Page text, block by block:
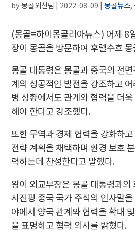
by몽골외신팀 | 2022-08-09 |몽골뉴스,
(몽골=하이몽골리아뉴스) 어제 8
장이 몽골을 방문하여 후렐수흐
몽골 대통령은 몽골과 중국의 전
계의 성공적인 발전을 강조하고
병 상황에서도 관계와 협력을 더
해야 한다고 강조했다.
또한 무역과 경제 협력을 강화하
전략 계획을 채택하며 환경 보호
력하는데 찬성한다고 말했다.
왕이 외교부장은 몽골 대통령과
시진핑 중국 국가 주석의 인사말
야에서 양국 관계와 협력을 확대
을 표명하고 협력 의사를 밝혔다.